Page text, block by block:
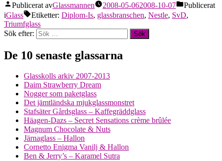
Publicerat avGlassmannen 2008-05-062008-10-07
Publicerat
iGlass Etiketter: Diplom-Is, glassbranschen, Nestle, SvD,
Triumfglass
Sök efter:
De 10 senaste glassarna
Glasskolls arkiv 2007-2013
Daim Strawberry Dream
Nogger som paketglass
Det jämtländska mjukglassmonstret
Stafsäter Gårdsglass – Kaffegräddglass
Häagen-Dazs – Secret Sensations crème brûlée
Magnum Chocolate & Nuts
Järnaglass – Hallon
Cornetto Enigma Vanilj & Hallon
Ben & Jerry’s – Karamel Sutra